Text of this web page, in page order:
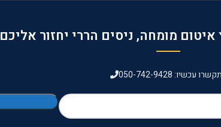
מומחה, ניסים הררי יחזור אליכם
עכשיו: 050-742-9428